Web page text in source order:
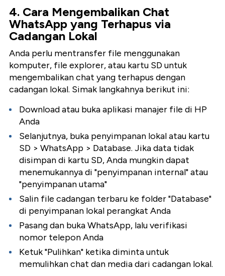
4. Cara Mengembalikan Chat
WhatsApp yang Terhapus via
Cadangan Lokal
Anda perlu mentransfer file menggunakan
komputer, file explorer, atau kartu SD untuk
mengembalikan chat yang terhapus dengan
cadangan lokal. Simak langkahnya berikut ini:
Download atau buka aplikasi manajer file di HP
Anda
Selanjutnya, buka penyimpanan lokal atau kartu
SD > WhatsApp > Database. Jika data tidak
disimpan di kartu SD, Anda mungkin dapat
menemukannya di "penyimpanan internal" atau
"penyimpanan utama"
Salin file cadangan terbaru ke folder "Database"
di penyimpanan lokal perangkat Anda
Pasang dan buka WhatsApp, lalu verifikasi
nomor telepon Anda
Ketuk "Pulihkan" ketika diminta untuk
memulihkan chat dan media dari cadangan lokal.